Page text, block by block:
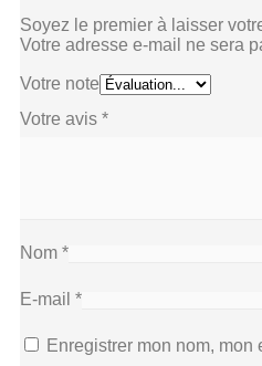
Soyez le premier à laisser
Votre adresse e-mail ne sera
Votre note
Votre avis *
Nom *
E-mail *
Enregistrer mon nom,